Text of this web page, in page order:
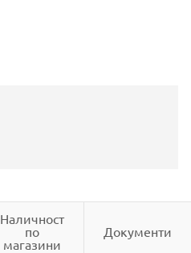
Наличност
по
магазини
Документи